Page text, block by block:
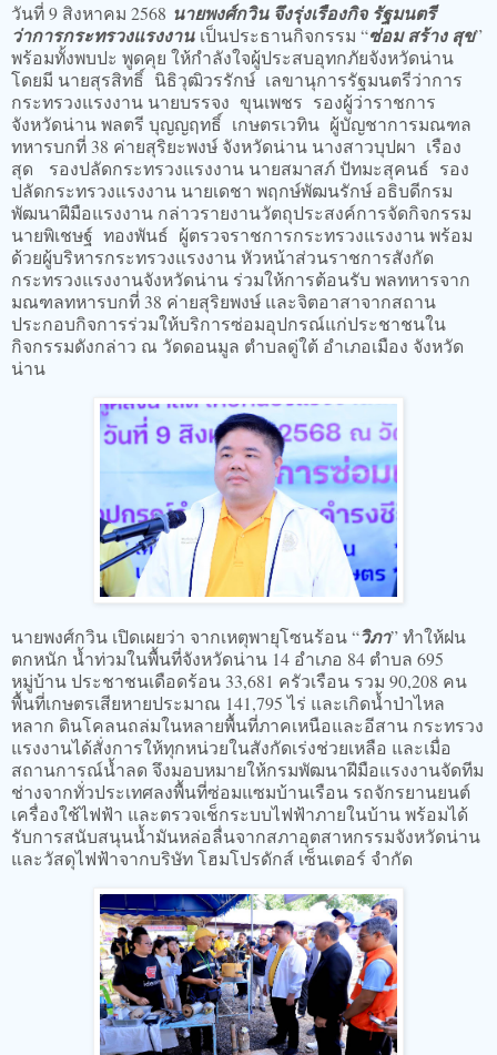
วันที่ 9 สิงหาคม 2568 นายพงศ์กวิน จึงรุ่งเรืองกิจ รัฐมนตรี
ว่าการกระทรวงแรงงานเป็นประธานกิจกรรม “ซ่อม สร้าง สุข”
พร้อมทั้งพบปะ พูดคุย ให้กำลังใจผู้ประสบอุทกภัยจังหวัดน่าน
โดยมี นายสุรสิทธิ์ นิธิวุฒิวรรักษ์ เลขานุการรัฐมนตรีว่าการ
กระทรวงแรงงาน นายบรรจง ขุนเพชร รองผู้ว่าราชการ
จังหวัดน่าน พลตรี บุญญฤทธิ์ เกษตรเวทิน ผู้บัญชาการมณฑล
ทหารบกที่ 38 ค่ายสุริยะพงษ์ จังหวัดน่าน นางสาวบุปผา เรือง
สุด รองปลัดกระทรวงแรงงาน นายสมาสภ์ ปัทมะสุคนธ์ รอง
ปลัดกระทรวงแรงงาน นายเดชา พฤกษ์พัฒนรักษ์ อธิบดีกรม
พัฒนาฝีมือแรงงาน กล่าวรายงานวัตถุประสงค์การจัดกิจกรรม
นายพิเชษฐ์ ทองพันธ์ ผู้ตรวจราชการกระทรวงแรงงาน พร้อม
ด้วยผู้บริหารกระทรวงแรงงาน หัวหน้าส่วนราชการสังกัด
กระทรวงแรงงานจังหวัดน่าน ร่วมให้การต้อนรับ พลทหารจาก
มณฑลทหารบกที่ 38 ค่ายสุริยพงษ์ และจิตอาสาจากสถาน
ประกอบกิจการร่วมให้บริการซ่อมอุปกรณ์แก่ประชาชนใน
กิจกรรมดังกล่าว ณ วัดดอนมูล ตำบลดู่ใต้ อำเภอเมือง จังหวัด
น่าน
นายพงศ์กวิน เปิดเผยว่า จากเหตุพายุโซนร้อน “วิภา” ทำให้ฝน
ตกหนัก น้ำท่วมในพื้นที่จังหวัดน่าน 14 อำเภอ 84 ตำบล 695
หมู่บ้าน ประชาชนเดือดร้อน 33,681 ครัวเรือน รวม 90,208 คน
พื้นที่เกษตรเสียหายประมาณ 141,795 ไร่ และเกิดน้ำป่าไหล
หลาก ดินโคลนถล่มในหลายพื้นที่ภาคเหนือและอีสาน กระทรวง
แรงงานได้สั่งการให้ทุกหน่วยในสังกัดเร่งช่วยเหลือ และเมื่อ
สถานการณ์น้ำลด จึงมอบหมายให้กรมพัฒนาฝีมือแรงงานจัดทีม
ช่างจากทั่วประเทศลงพื้นที่ซ่อมแซมบ้านเรือน รถจักรยานยนต์
เครื่องใช้ไฟฟ้า และตรวจเช็กระบบไฟฟ้าภายในบ้าน พร้อมได้
รับการสนับสนุนน้ำมันหล่อลื่นจากสภาอุตสาหกรรมจังหวัดน่าน
และวัสดุไฟฟ้าจากบริษัท โฮมโปรดักส์ เซ็นเตอร์ จำกัด